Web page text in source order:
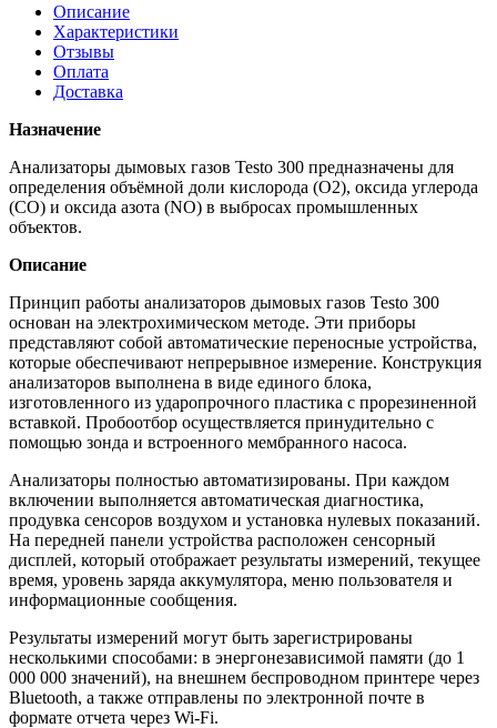
Описание
Характеристики
Отзывы
Оплата
Доставка
Назначение
Анализаторы дымовых газов Testo 300 предназначены для
определения объёмной доли кислорода (О2), оксида углерода
(СО) и оксида азота (NO) в выбросах промышленных
объектов.
Описание
Принцип работы анализаторов дымовых газов Testo 300
основан на электрохимическом методе. Эти приборы
представляют собой автоматические переносные устройства,
которые обеспечивают непрерывное измерение. Конструкция
анализаторов выполнена в виде единого блока,
изготовленного из ударопрочного пластика с прорезиненной
вставкой. Пробоотбор осуществляется принудительно с
помощью зонда и встроенного мембранного насоса.
Анализаторы полностью автоматизированы. При каждом
включении выполняется автоматическая диагностика,
продувка сенсоров воздухом и установка нулевых показаний.
На передней панели устройства расположен сенсорный
дисплей, который отображает результаты измерений, текущее
время, уровень заряда аккумулятора, меню пользователя и
информационные сообщения.
Результаты измерений могут быть зарегистрированы
несколькими способами: в энергонезависимой памяти (до 1
000 000 значений), на внешнем беспроводном принтере через
Bluetooth, а также отправлены по электронной почте в
формате отчета через Wi-Fi.